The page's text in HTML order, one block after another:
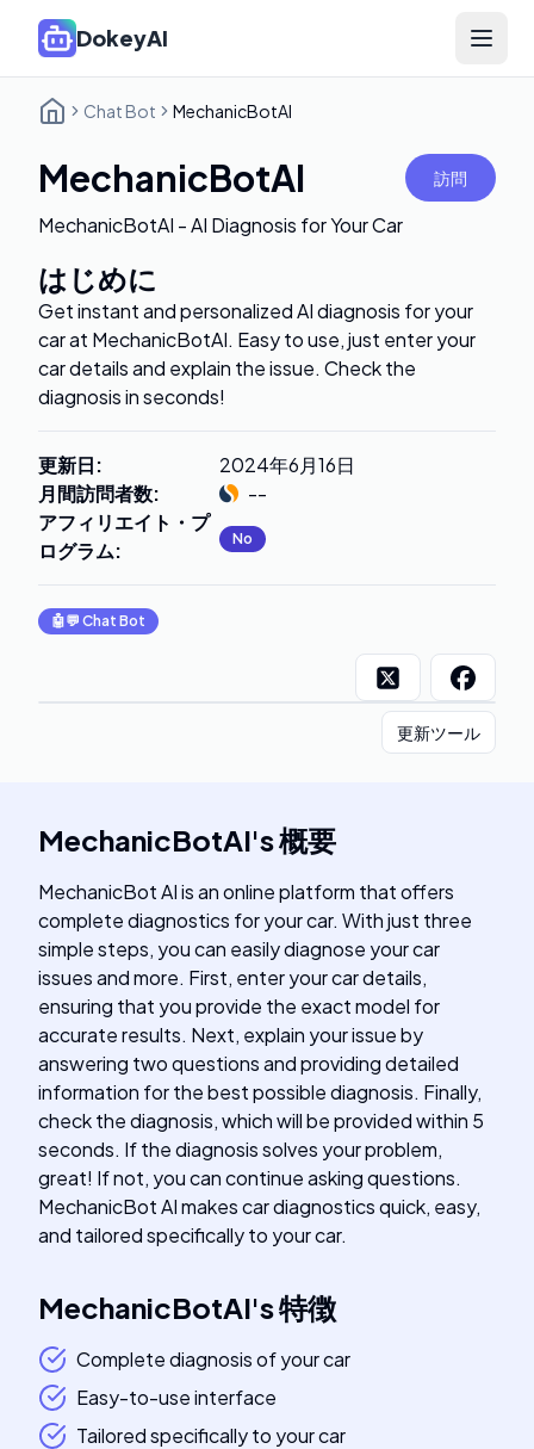
DokeyAI Open
Chat Bot MechanicBotAI
MechanicBotAI 訪問
MechanicBotAI - AI Diagnosis for Your Car
はじめに
Get instant and personalized AI diagnosis for your
car at MechanicBotAI. Easy to use, just enter your
car details and explain the issue. Check the
diagnosis in seconds!
更新日:
2024年6月16日
月間訪問者数:
--
アフィリエイト・プ
ログラム: No
🤖💬 Chat Bot
更新ツール
MechanicBotAI's概要
MechanicBot AI is an online platform that offers
complete diagnostics for your car. With just three
simple steps, you can easily diagnose your car
issues and more. First, enter your car details,
ensuring that you provide the exact model for
accurate results. Next, explain your issue by
answering two questions and providing detailed
information for the best possible diagnosis. Finally,
check the diagnosis, which will be provided within 5
seconds. If the diagnosis solves your problem,
great! If not, you can continue asking questions.
MechanicBot AI makes car diagnostics quick, easy,
and tailored specifically to your car.
MechanicBotAI's特徴
Complete diagnosis of your car
Easy-to-use interface
Tailored specifically to your car